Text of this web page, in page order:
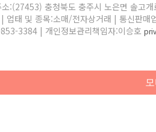
:(27453) 충청북도 충주시 노은면 솔고
태 및 종목:소매/전자상거래 | 통신판매
3384 | 개인정보관리책임자:이승호